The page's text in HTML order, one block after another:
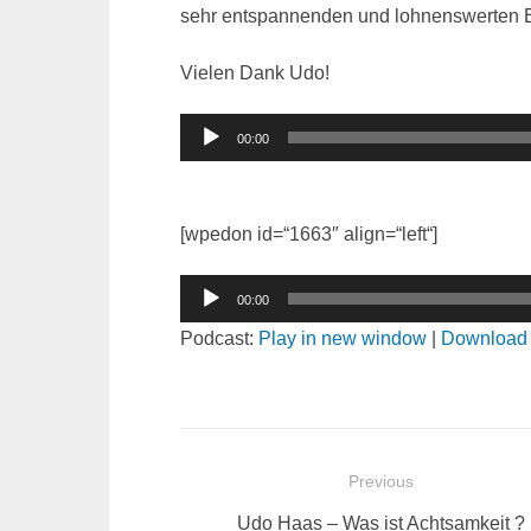
sehr entspannenden und lohnenswerten
Vielen Dank Udo!
Audio-
Player
00:00
[wpedon id=“1663″ align=“left“]
Audio-
Player
00:00
Podcast: Play in new window Download
Beitragsnavigation
Previous
Previous
Udo Haas – Was ist Achtsamkeit ?